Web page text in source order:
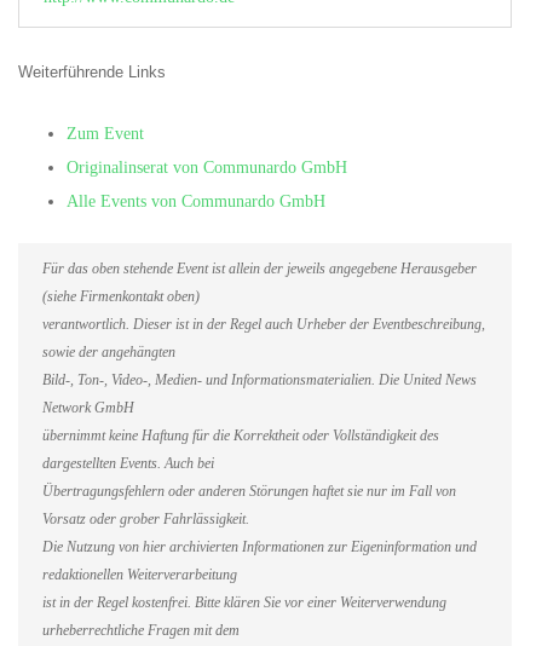
Weiterführende Links
Zum Event
Originalinserat von Communardo GmbH
Alle Events von Communardo GmbH
Für das oben stehende Event ist allein der jeweils angegebene Herausgeber
(siehe Firmenkontakt oben)
verantwortlich. Dieser ist in der Regel auch Urheber der Eventbeschreibung,
sowie der angehängten
Bild-, Ton-, Video-, Medien- und Informationsmaterialien. Die United News
Network GmbH
übernimmt keine Haftung für die Korrektheit oder Vollständigkeit des
dargestellten Events. Auch bei
Übertragungsfehlern oder anderen Störungen haftet sie nur im Fall von
Vorsatz oder grober Fahrlässigkeit.
Die Nutzung von hier archivierten Informationen zur Eigeninformation und
redaktionellen Weiterverarbeitung
ist in der Regel kostenfrei. Bitte klären Sie vor einer Weiterverwendung
urheberrechtliche Fragen mit dem